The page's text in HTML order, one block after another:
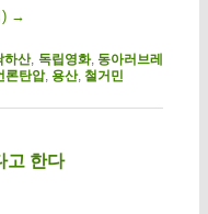
→
하산, 독립영화,동아러브레
론탄압, 용산, 철거민
고 한다